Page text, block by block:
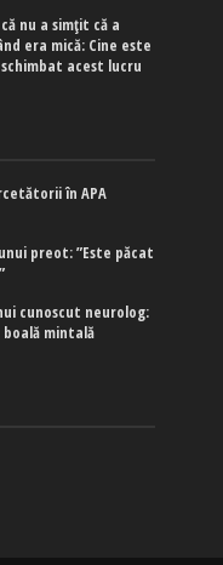
nu a simțit că a
era mică: Cine este
acest lucru
în APA
unui preot: ”Este păcat
cunoscut neurolog:
mintală